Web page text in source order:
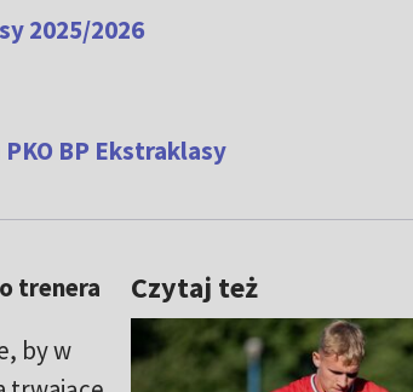
2025/2026
BP Ekstraklasy
Czytaj też
trenera
by w